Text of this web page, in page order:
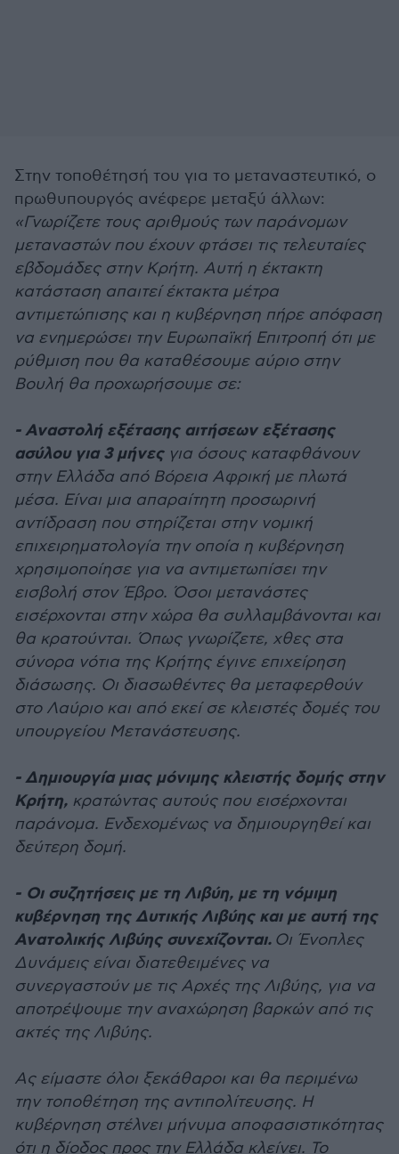
Στην τοποθέτησή του για το μεταναστευτικό, ο
πρωθυπουργός ανέφερε μεταξύ άλλων:
«Γνωρίζετε τους αριθμούς των παράνομων
μεταναστών που έχουν φτάσει τις τελευταίες
εβδομάδες στην Κρήτη. Αυτή η έκτακτη
κατάσταση απαιτεί έκτακτα μέτρα
αντιμετώπισης και η κυβέρνηση πήρε απόφαση
να ενημερώσει την Ευρωπαϊκή Επιτροπή ότι με
ρύθμιση που θα καταθέσουμε αύριο στην
Βουλή θα προχωρήσουμε σε:
- Αναστολή εξέτασης αιτήσεων εξέτασης
ασύλου για 3 μήνεςγια όσους καταφθάνουν
στην Ελλάδα από Βόρεια Αφρική με πλωτά
μέσα. Είναι μια απαραίτητη προσωρινή
αντίδραση που στηρίζεται στην νομική
επιχειρηματολογία την οποία η κυβέρνηση
χρησιμοποίησε για να αντιμετωπίσει την
εισβολή στον Έβρο. Όσοι μετανάστες
εισέρχονται στην χώρα θα συλλαμβάνονται και
θα κρατούνται. Όπως γνωρίζετε, χθες στα
σύνορα νότια της Κρήτης έγινε επιχείρηση
διάσωσης. Οι διασωθέντες θα μεταφερθούν
στο Λαύριο και από εκεί σε κλειστές δομές του
υπουργείου Μετανάστευσης.
- Δημιουργία μιας μόνιμης κλειστής δομής στην
Κρήτη, κρατώντας αυτούς που εισέρχονται
παράνομα. Ενδεχομένως να δημιουργηθεί και
δεύτερη δομή.
- Οι συζητήσεις με τη Λιβύη, με τη νόμιμη
κυβέρνηση της Δυτικής Λιβύης και με αυτή της
Ανατολικής Λιβύης συνεχίζονται. Οι Ένοπλες
Δυνάμεις είναι διατεθειμένες να
συνεργαστούν με τις Αρχές της Λιβύης, για να
αποτρέψουμε την αναχώρηση βαρκών από τις
ακτές της Λιβύης.
Ας είμαστε όλοι ξεκάθαροι και θα περιμένω
την τοποθέτηση της αντιπολίτευσης. Η
κυβέρνηση στέλνει μήνυμα αποφασιστικότητας
ότι η δίοδος προς την Ελλάδα κλείνει. Το